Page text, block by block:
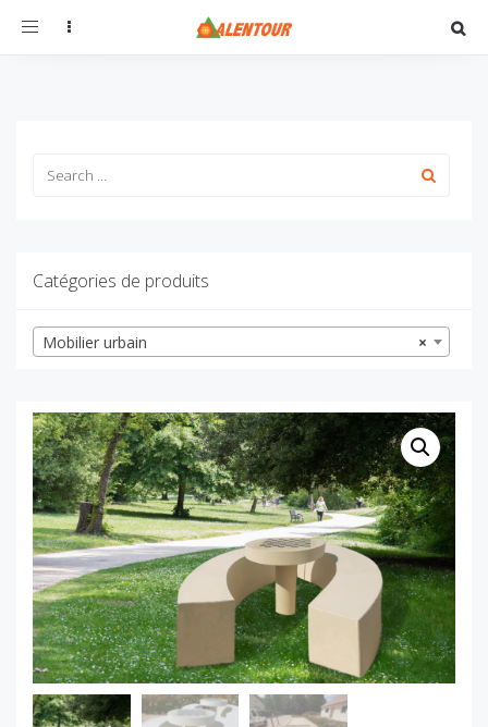
Toggle
Catégories de produits
×
Mobilier urbain